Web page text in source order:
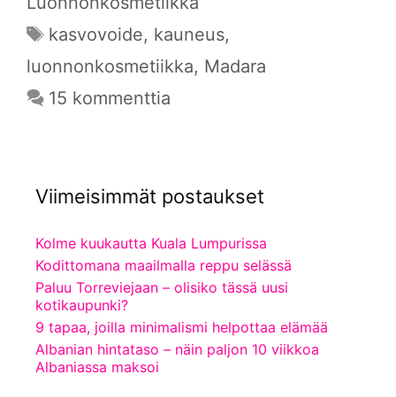
Avainsanat
kasvovoide, kauneus,
luonnonkosmetiikka, Madara
15 kommenttia
Viimeisimmät postaukset
Kolme kuukautta Kuala Lumpurissa
Kodittomana maailmalla reppu selässä
Paluu Torreviejaan – olisiko tässä uusi
kotikaupunki?
9 tapaa, joilla minimalismi helpottaa elämää
Albanian hintataso – näin paljon 10 viikkoa
Albaniassa maksoi